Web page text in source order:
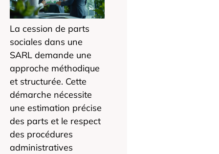
La cession de parts
sociales dans une
SARL demande une
approche méthodique
et structurée. Cette
démarche nécessite
une estimation précise
des parts et le respect
des procédures
administratives